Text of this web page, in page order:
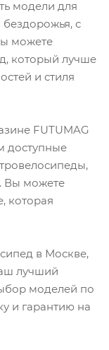
модели для
бездорожья, с
можете
который лучше
и стиля
FUTUMAG
доступные
Вы можете
которая
в Москве,
лучший
моделей по
и гарантию на